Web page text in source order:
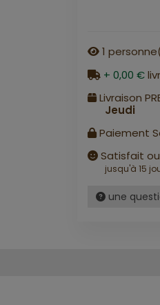
1
+ 0,00 €
Livraison
Jeudi
Paiement
Satisfait
jusqu'à 15
une